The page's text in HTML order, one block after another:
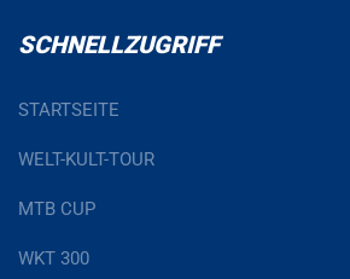
SCHNELLZUGRIFF
STARTSEITE
WELT-KULT-TOUR
MTB CUP
WKT 300